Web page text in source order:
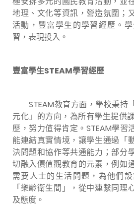
地理、文化等資訊，營造氛圍；
活動，豐富學生的學習經歷。
習，表現投入。
豐富學生STEAM學習經歷
STEAM教育方面，學校秉持
元化」的方向，為所有學生提供
歷，努力值得肯定。 STEAM學習
能連結真實情境，讓學生通過「
決問題和協作等共通能力；部分
切融入價值觀教育的元素，例如
需要人士的生活問題，為他們
「樂齡衛生間」，從中連繫同理
及態度。